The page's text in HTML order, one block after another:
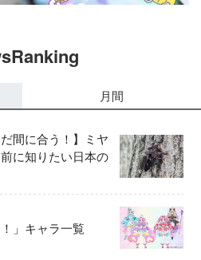
月間
間に合う！】ミヤ
に知りたい日本の
」キャラ一覧